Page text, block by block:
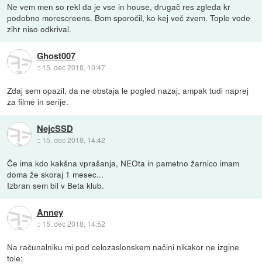
Ne vem men so rekl da je vse in house, drugač res zgleda kr
podobno morescreens. Bom sporočil, ko kej več zvem. Tople vode
zihr niso odkrival.
Ghost007
:: 15. dec 2018, 10:47
Zdaj sem opazil, da ne obstaja le pogled nazaj, ampak tudi naprej
za filme in serije.
NejcSSD
:: 15. dec 2018, 14:42
Če ima kdo kakšna vprašanja, NEOta in pametno žarnico imam
doma že skoraj 1 mesec...
Izbran sem bil v Beta klub.
Anney
:: 15. dec 2018, 14:52
Na računalniku mi pod celozaslonskem načini nikakor ne izgine
tole: